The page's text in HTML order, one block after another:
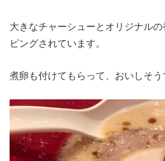
大きなチャーシューとオリジナル
ピングされています。
煮卵も付けてもらって、おいしそう